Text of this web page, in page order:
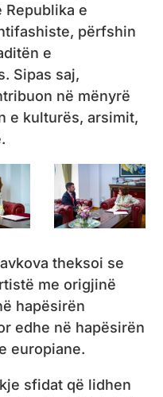
Republika e
përfshin
e
Sipas saj,
në mënyrë
e kulturës, arsimit,
theksoi se
me origjinë
hapësirën
edhe në hapësirën
europiane.
sfidat që lidhen